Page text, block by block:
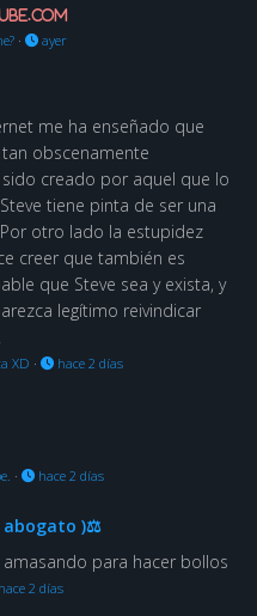
· ayer
me ha enseñado que
obscenamente
creado por aquel que lo
tiene pinta de ser una
otro lado la estupidez
creer que también es
que Steve sea y exista, y
legítimo reivindicar
XD · hace 2 días
· hace 2 días
abogato )⚖
para hacer bollos
hace 2 días